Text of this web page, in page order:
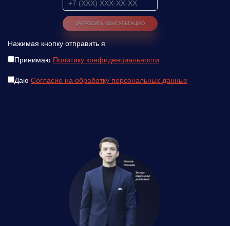
Нажимая кнопку отправить я
Принимаю Политику конфиденциальности
Даю Согласие на обработку персональных данных
Введите ваш номер телефона и мы вам
Нажимая кнопку отправить я
Политику конфиденциальности